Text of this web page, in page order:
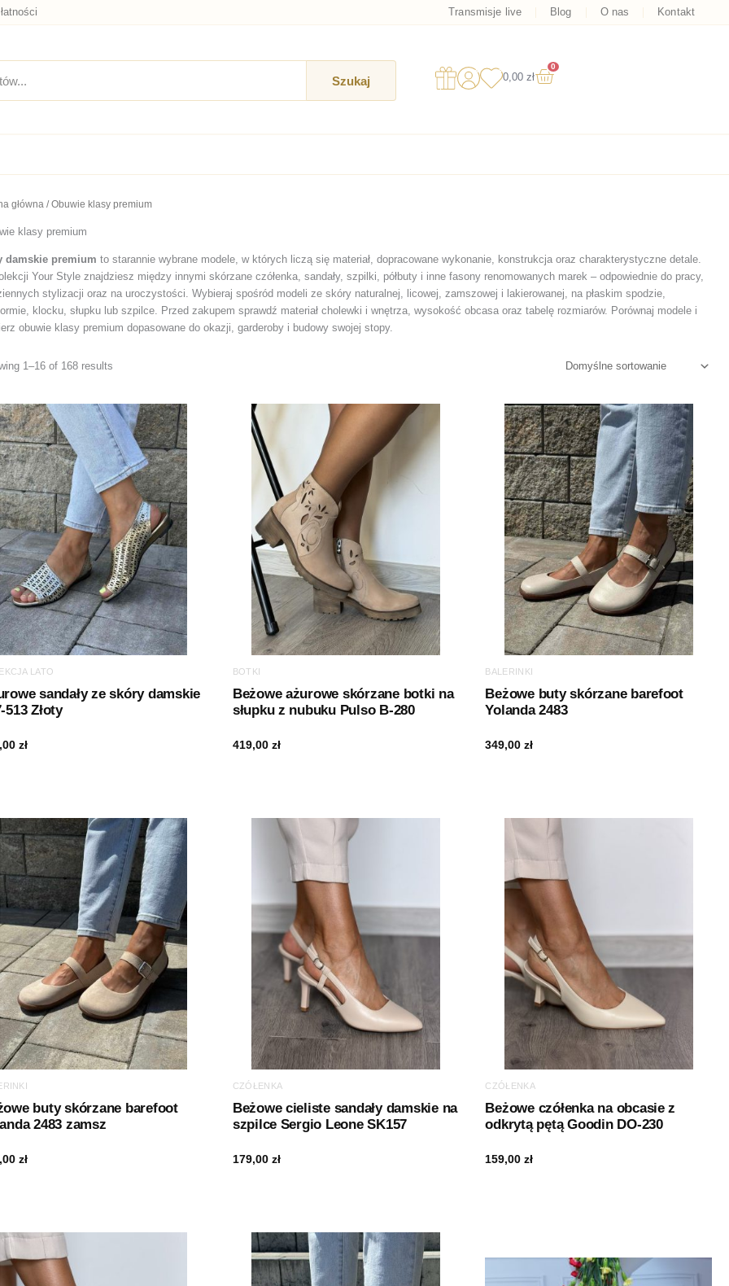
Transmisje live Blog O nas Kontakt
Szukaj 0,00 zł
0
Wózek
główna / Obuwie klasy premium
klasy premium
damskie premium to starannie wybrane modele, w których liczą się materiał, dopracowane wykonanie, konstrukcja oraz charakterystyczne detale.
Your Style znajdziesz między innymi skórzane czółenka, sandały, szpilki, półbuty i inne fasony renomowanych marek – odpowiednie do pracy,
stylizacji oraz na uroczystości. Wybieraj spośród modeli ze skóry naturalnej, licowej, zamszowej i lakierowanej, na płaskim spodzie,
klocku, słupku lub szpilce. Przed zakupem sprawdź materiał cholewki i wnętrza, wysokość obcasa oraz tabelę rozmiarów. Porównaj modele i
obuwie klasy premium dopasowane do okazji, garderoby i budowy swojej stopy.
1–16 of 168 results
LATO
sandały ze skóry damskie
513 Złoty
zł
BOTKI
Beżowe ażurowe skórzane botki na
słupku z nubuku Pulso B-280
419,00 zł
BALERINKI
Beżowe buty skórzane barefoot
Yolanda 2483
349,00zł
buty skórzane barefoot
2483 zamsz
zł
CZÓŁENKA
Beżowe cieliste sandały damskie na
szpilce Sergio Leone SK157
179,00 zł
CZÓŁENKA
Beżowe czółenka na obcasie z
odkrytą pętą Goodin DO-230
159,00zł